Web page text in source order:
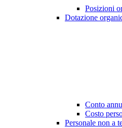
Posizioni
Dotazione
Conto
Costo
Personale non a